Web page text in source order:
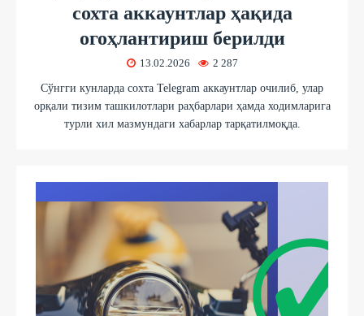
сохта аккаунтлар ҳақида
огоҳлантириш берилди
13.02.2026 2 287
Сўнгги кунларда сохта Telegram аккаунтлар очилиб, улар
орқали тизим ташкилотлари раҳбарлари ҳамда ходимларига
турли хил мазмундаги хабарлар тарқатилмоқда.